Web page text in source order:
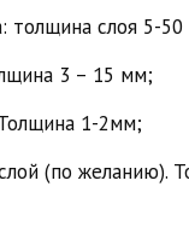
толщина слоя 5-
3 – 15 мм;
1-2мм;
(по желанию).